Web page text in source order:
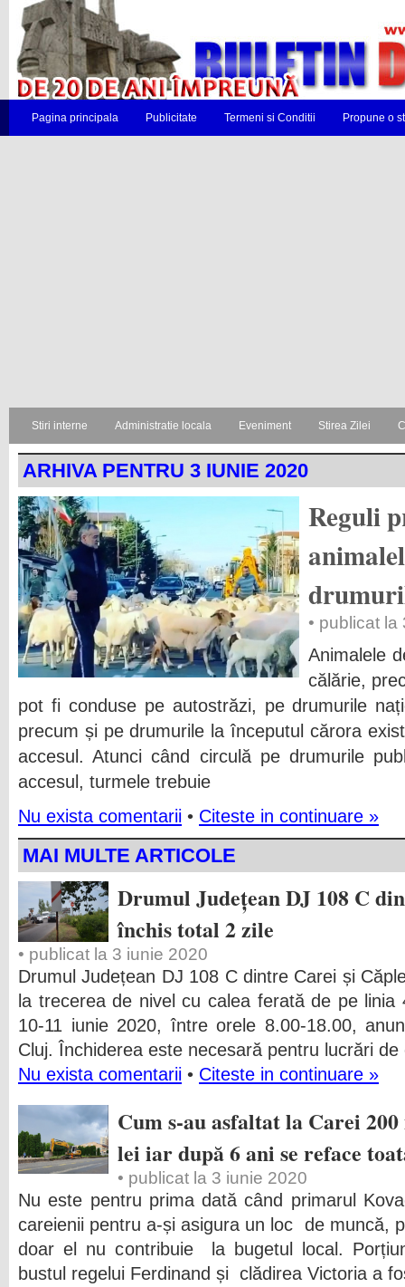
Pagina principala Publicitate Termeni si Conditii Propune o
Stiri interne Administratie locala Eveniment Stirea Zilei
ARHIVA PENTRU 3 IUNIE 2020
Reguli
• publicat la
Animalele
călărie,
pot fi conduse pe autostrăzi, pe drumurile
precum și pe drumurile la începutul cărora
accesul. Atunci când circulă pe drumurile
accesul, turmele trebuie
Nu exista comentarii • Citeste in continuare »
MAI MULTE ARTICOLE
Drumul Județean DJ 108 C
închis total 2 zile
• publicat la 3 iunie 2020
Drumul Județean DJ 108 C dintre Carei și
la trecerea de nivel cu calea ferată de pe
10-11 iunie 2020, între orele 8.00-18.00,
Cluj. Închiderea este necesară pentru lucrări de
Nu exista comentarii • Citeste in continuare »
Cum s-au asfaltat la Carei
lei iar după 6 ani se reface
• publicat la 3 iunie 2020
Nu este pentru prima dată când primarul
careienii pentru a-și asigura un loc de muncă,
doar el nu contribuie la bugetul local.
bustul regelui Ferdinand și clădirea Victoria a